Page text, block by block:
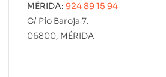
MÉRIDA: 924 89 15 94
C/ Pío Baroja 7.
06800, MÉRIDA